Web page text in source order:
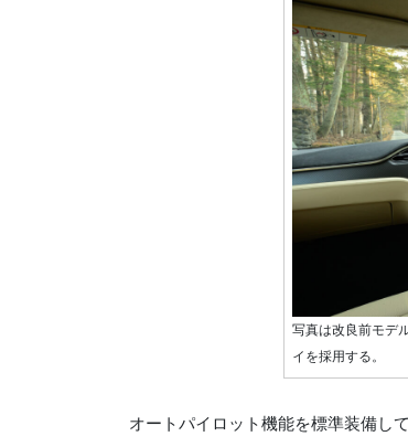
写真は改良前モデ
イを採用する。
オートパイロット機能を標準装備し